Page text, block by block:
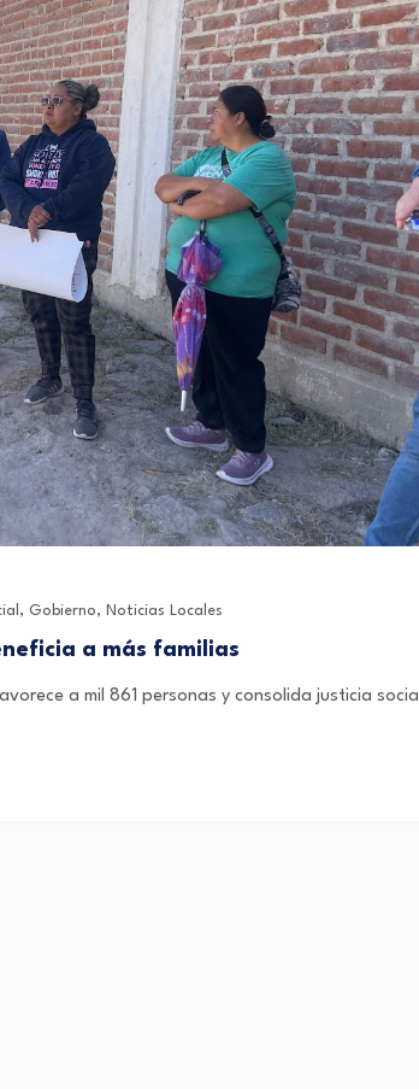
, Gobierno, Noticias Locales
a más familias
a mil 861 personas y consolida justicia social